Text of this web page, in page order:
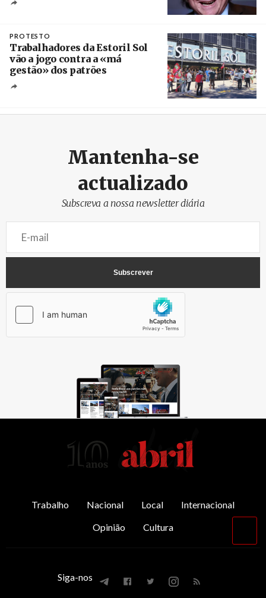
PROTESTO
Trabalhadores da Estoril Sol
vão a jogo contra a «má
gestão» dos patrões
Mantenha-se
actualizado
Subscreva a nossa newsletter diária
Trabalho Nacional Local
Internacional
Opinião
Cultura
Siga-nos